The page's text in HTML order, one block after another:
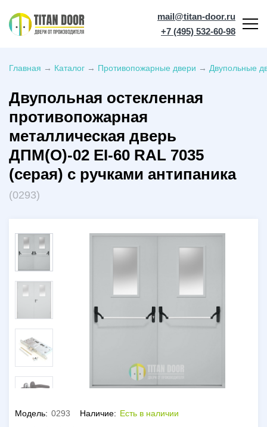
mail@titan-door.ru
+7 (495) 532-60-98
Главная → Каталог → Противопожарные двери → Двупольные
Двупольная остекленная
противопожарная
металлическая дверь
ДПМ(О)-02 EI-60 RAL 7035
(серая) с ручками антипаника
(0293)
Модель: 0293 Наличие: Есть в наличии